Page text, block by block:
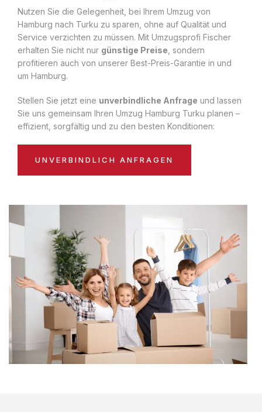
Nutzen Sie die Gelegenheit, bei Ihrem Umzug von
Hamburg nach Turku zu sparen, ohne auf Qualität und
Service verzichten zu müssen. Mit Umzugsprofi Fischer
erhalten Sie nicht nur günstige Preise , sondern
profitieren auch von unserer Best-Preis-Garantie in und
um Hamburg.
Stellen Sie jetzt eine unverbindliche Anfrage und lassen
Sie uns gemeinsam Ihren Umzug Hamburg Turku planen –
effizient, sorgfältig und zu den besten Konditionen:
UNVERBINDLICH ANFRAGEN